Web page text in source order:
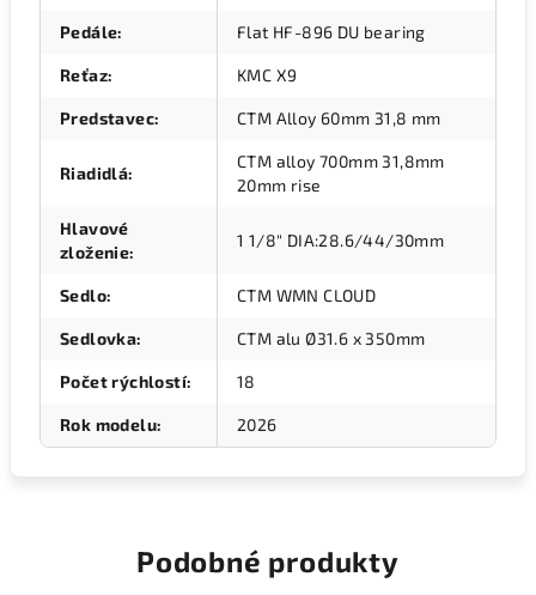
Pedále: Flat HF-896 DU bearing
Reťaz: KMC X9
Predstavec: CTM Alloy 60mm 31,8 mm
Riadidlá:
CTM alloy 700mm 31,8mm
20mm rise
Hlavové
zloženie:
1 1/8" DIA:28.6/44/30mm
Sedlo: CTM WMN CLOUD
Sedlovka: CTM alu Ø31.6 x 350mm
Počet rýchlostí: 18
Rok modelu: 2026
Podobné produkty